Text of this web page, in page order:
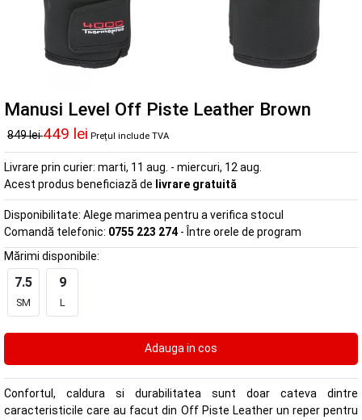
Manusi Level Off Piste Leather Brown
849 lei449 lei Prețul include TVA
Livrare prin curier: marti, 11 aug. - miercuri, 12 aug.
Acest produs beneficiază de livrare gratuită
Disponibilitate: Alege marimea pentru a verifica stocul
Comandă telefonic: 0755 223 274 - Între orele de program
Mărimi disponibile:
7.5
SM
9
L
Confortul, caldura si durabilitatea sunt doar cateva dintre
caracteristicile care au facut din Off Piste Leather un reper pentru